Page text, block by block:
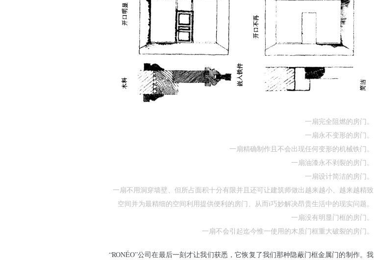
一扇完全阻燃的房门。
一扇永不变形的房门。
一扇精确制作且不会出现任何变形的机械铁门。
一扇油漆永不剥裂的房门。
一扇设计简洁的房门。
一扇不用洞穿墙壁、但所占面积十分有限并且还可让建筑师做出越来越小、越来越精致
空间并为最精细的空间利用提供便利的房门、从而i巧妙解决昂贵生活中的现实问题。
一扇没有明显门框的房门。
一扇不会引起迄今惟一使用的木质门框重大破裂的房门。
“RONÉO”公司在最后一刻才让我们获悉，它恢复了我们那种隐蔽门框金属门的制作。我